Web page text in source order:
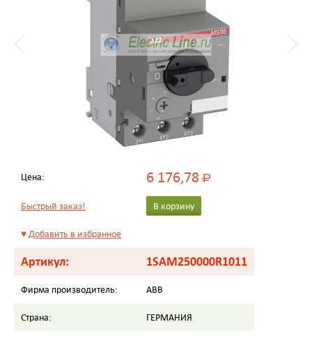
Цена: 6 176,78Р
Быстрый заказ! В корзину
♥Добавить в избранное
Артикул: 1SAM250000R1011
Фирма производитель: ABB
Страна: ГЕРМАНИЯ